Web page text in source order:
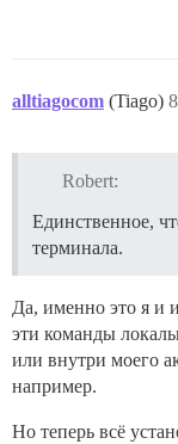
alltiagocom (Tiago) 8
Robert:
Единственное,
терминала.
Да, именно это я и
эти команды
или внутри моего
например.
Но теперь всё